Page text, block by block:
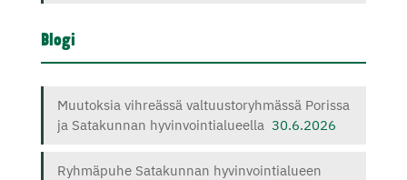
Blogi
Muutoksia vihreässä valtuustoryhmässä Porissa
ja Satakunnan hyvinvointialueella 30.6.2026
Ryhmäpuhe Satakunnan hyvinvointialueen